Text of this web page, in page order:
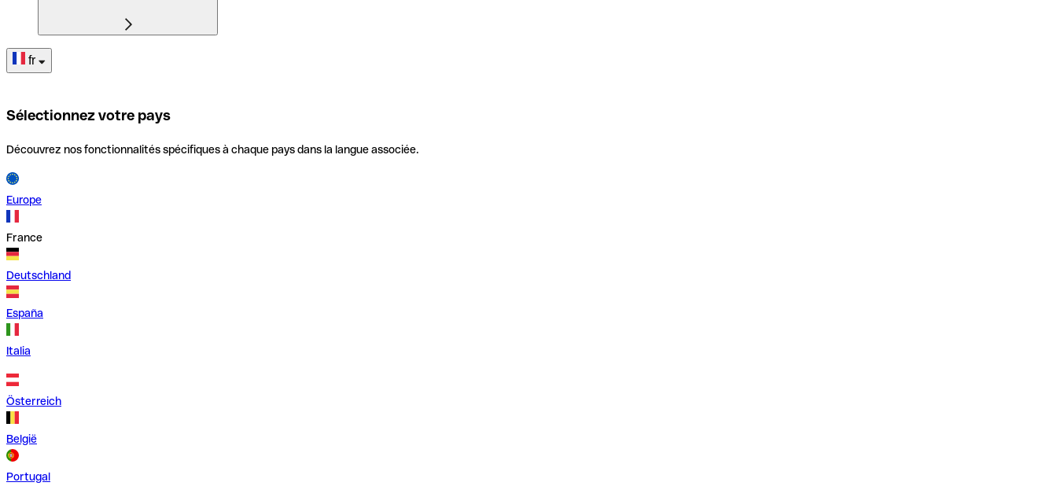
fr
Sélectionnez votre pays
Découvrez nos fonctionnalités spécifiques à chaque pays dans la langue associée.
Europe
France
Deutschland
España
Italia
Österreich
België
Portugal